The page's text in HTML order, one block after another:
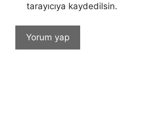
tarayıcıya kaydedilsin.